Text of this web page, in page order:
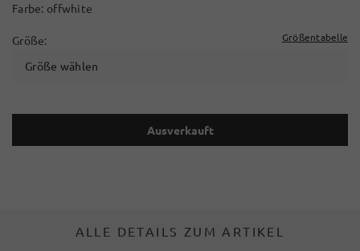
Farbe: offwhite
Größe: Größentabelle
Größe wählen
Ausverkauft
ALLE DETAILS ZUM ARTIKEL